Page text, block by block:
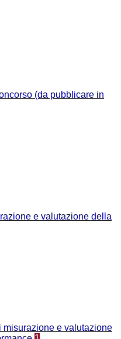
(da pubblicare in
e valutazione della
misurazione e valutazione